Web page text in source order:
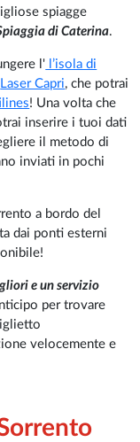
spiagge
di Caterina.
l' l’isola di
Laser Capri, che potrai
! Una volta che
inserire i tuoi dati
il metodo di
inviati in pochi
a bordo del
dai ponti esterni
e un servizio
per trovare
velocemente e